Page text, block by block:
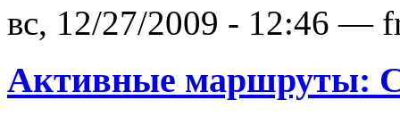
вс, 12/27/2009 - 12:46 —
Активные маршруты: